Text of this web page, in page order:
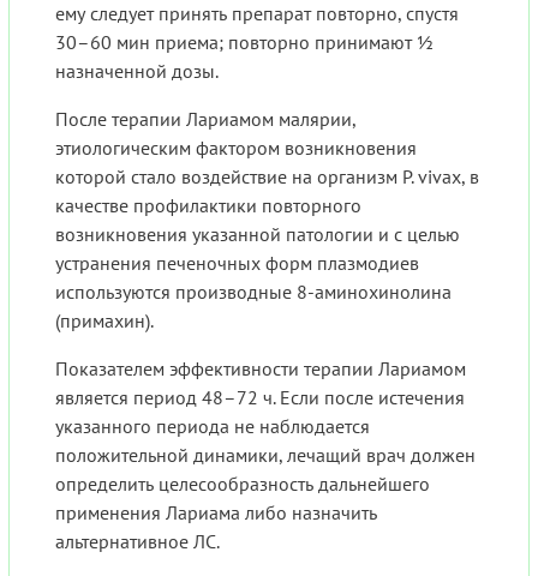
ему следует принять препарат повторно, спустя
30–60 мин приема; повторно принимают ½
назначенной дозы.
После терапии Лариамом малярии,
этиологическим фактором возникновения
которой стало воздействие на организм P. vivax, в
качестве профилактики повторного
возникновения указанной патологии и с целью
устранения печеночных форм плазмодиев
используются производные 8-аминохинолина
(примахин).
Показателем эффективности терапии Лариамом
является период 48–72 ч. Если после истечения
указанного периода не наблюдается
положительной динамики, лечащий врач должен
определить целесообразность дальнейшего
применения Лариама либо назначить
альтернативное ЛС.